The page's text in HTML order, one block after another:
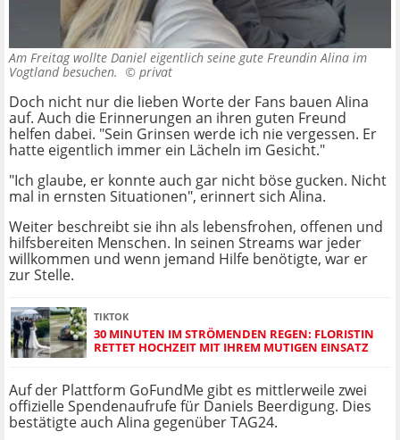
Am Freitag wollte Daniel eigentlich seine gute Freundin Alina im
Vogtland besuchen. © privat
Doch nicht nur die lieben Worte der Fans bauen Alina
auf. Auch die Erinnerungen an ihren guten Freund
helfen dabei. "Sein Grinsen werde ich nie vergessen. Er
hatte eigentlich immer ein Lächeln im Gesicht."
"Ich glaube, er konnte auch gar nicht böse gucken. Nicht
mal in ernsten Situationen", erinnert sich Alina.
Weiter beschreibt sie ihn als lebensfrohen, offenen und
hilfsbereiten Menschen. In seinen Streams war jeder
willkommen und wenn jemand Hilfe benötigte, war er
zur Stelle.
TIKTOK
30 MINUTEN IM STRÖMENDEN REGEN: FLORISTIN
RETTET HOCHZEIT MIT IHREM MUTIGEN EINSATZ
Auf der Plattform GoFundMe gibt es mittlerweile zwei
offizielle Spendenaufrufe für Daniels Beerdigung. Dies
bestätigte auch Alina gegenüber TAG24.